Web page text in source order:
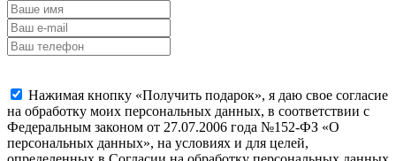
Нажимая кнопку «Получить подарок», я даю свое согласие
на обработку моих персональных данных, в соответствии с
Федеральным законом от 27.07.2006 года №152-ФЗ «О
персональных данных», на условиях и для целей,